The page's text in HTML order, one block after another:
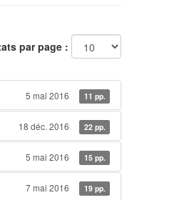
par page :
5 mai 2016 11 pp.
18 déc. 2016 22 pp.
5 mai 2016 15 pp.
7 mai 2016 19 pp.